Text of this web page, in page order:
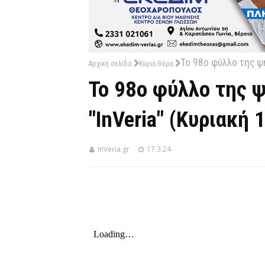
Αρχική σελίδα Κύριο Θέμα Το 98ο φύλλο της
Το 98ο φύλλο της
"InVeria" (Κυριακή
InVeria.gr 17.3.24